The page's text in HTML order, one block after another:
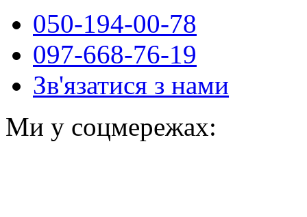
050-194-00-78
097-668-76-19
Зв'язатися з нами
Ми у соцмережах: